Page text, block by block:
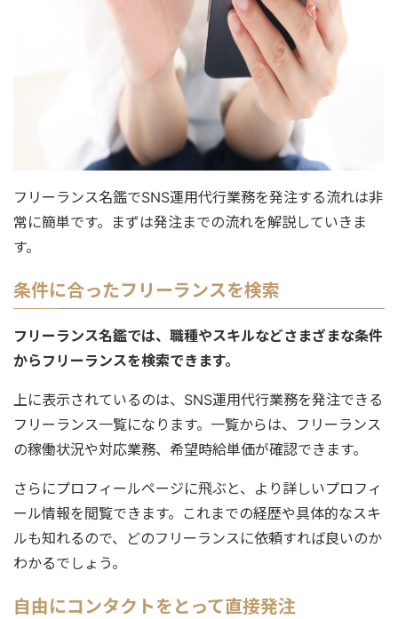
フリーランス名鑑でSNS運用代行業務を発注する流れは非
常に簡単です。まずは発注までの流れを解説していきま
す。
条件に合ったフリーランスを検索
フリーランス名鑑では、職種やスキルなどさまざまな条件
からフリーランスを検索できます。
上に表示されているのは、SNS運用代行業務を発注できる
フリーランス一覧になります。一覧からは、フリーランス
の稼働状況や対応業務、希望時給単価が確認できます。
さらにプロフィールページに飛ぶと、より詳しいプロフィ
ール情報を閲覧できます。これまでの経歴や具体的なスキ
ルも知れるので、どのフリーランスに依頼すれば良いのか
わかるでしょう。
自由にコンタクトをとって直接発注